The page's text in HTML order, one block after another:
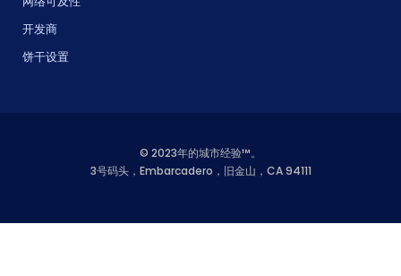
开发商
饼干设置
© 2023年的城市经验™。
3号码头，Embarcadero，旧金山，CA 94111